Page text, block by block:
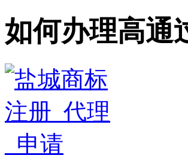
如何办理高通